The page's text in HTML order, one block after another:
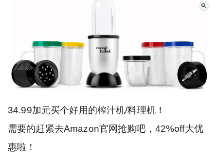
34.99加元买个好用的榨汁机/料理机！
需要的赶紧去Amazon官网抢购吧，42%off大优
惠啦！